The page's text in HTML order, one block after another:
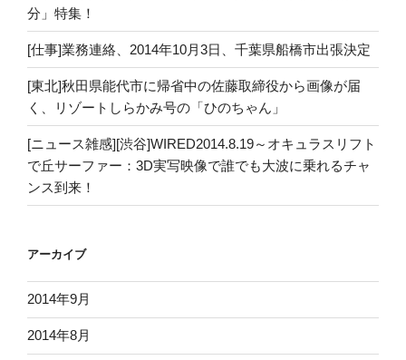
分」特集！
[仕事]業務連絡、2014年10月3日、千葉県船橋市出張決定
[東北]秋田県能代市に帰省中の佐藤取締役から画像が届
く、リゾートしらかみ号の「ひのちゃん」
[ニュース雑感][渋谷]WIRED2014.8.19～オキュラスリフト
で丘サーファー：3D実写映像で誰でも大波に乗れるチャ
ンス到来！
アーカイブ
2014年9月
2014年8月